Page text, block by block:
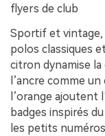
flyers de club
Sportif et vintage,
polos classiques
citron dynamise
l’ancre comme
l’orange ajoutent
badges inspirés
les petits